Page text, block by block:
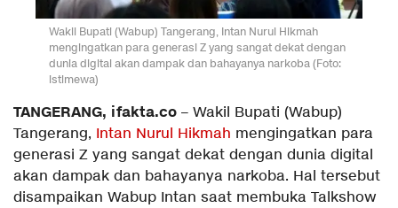
Wakil Bupati (Wabup) Tangerang, Intan Nurul Hikmah
mengingatkan para generasi Z yang sangat dekat dengan
dunia digital akan dampak dan bahayanya narkoba (Foto:
istimewa)
TANGERANG, ifakta.co – Wakil Bupati (Wabup)
Tangerang, Intan Nurul Hikmah mengingatkan para
generasi Z yang sangat dekat dengan dunia digital
akan dampak dan bahayanya narkoba. Hal tersebut
disampaikan Wabup Intan saat membuka Talkshow